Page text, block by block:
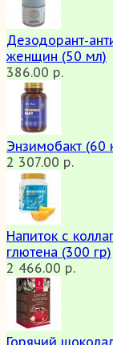
Дезодорант-
женщин (50 мл)
386.00 р.
Энзимобакт (60
2 307.00 р.
Напиток с
глютена (300 гр)
2 466.00 р.
Горячий